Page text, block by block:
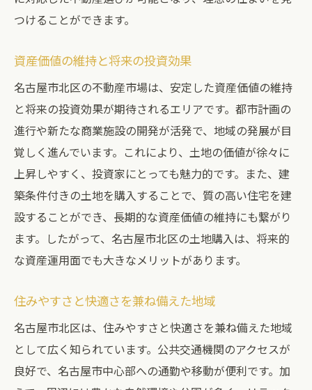
つけることができます。
資産価値の維持と将来の投資効果
名古屋市北区の不動産市場は、安定した資産価値の維持
と将来の投資効果が期待されるエリアです。都市計画の
進行や新たな商業施設の開発が活発で、地域の発展が目
覚しく進んでいます。これにより、土地の価値が徐々に
上昇しやすく、投資家にとっても魅力的です。また、建
築条件付きの土地を購入することで、質の高い住宅を建
設することができ、長期的な資産価値の維持にも繋がり
ます。したがって、名古屋市北区の土地購入は、将来的
な資産運用面でも大きなメリットがあります。
住みやすさと快適さを兼ね備えた地域
名古屋市北区は、住みやすさと快適さを兼ね備えた地域
として広く知られています。公共交通機関のアクセスが
良好で、名古屋市中心部への通勤や移動が便利です。加